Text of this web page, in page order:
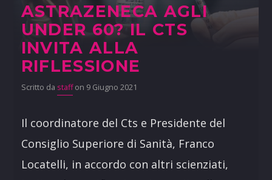
ASTRAZENECA AGLI
UNDER 60? IL CTS
INVITA ALLA
RIFLESSIONE
Scritto da staffon 9 Giugno 2021
Il coordinatore del Cts e Presidente del
Consiglio Superiore di Sanità, Franco
Locatelli, in accordo con altri scienziati,